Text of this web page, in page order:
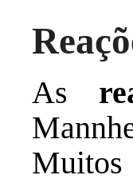
As
Muitos